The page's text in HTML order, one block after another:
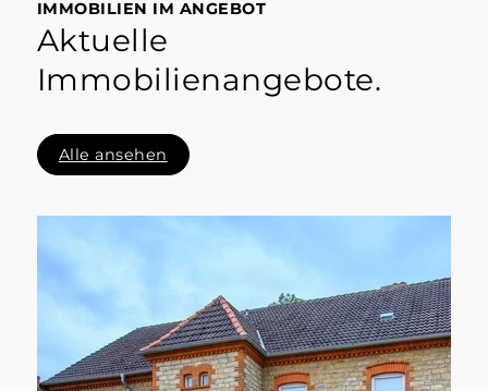
IMMOBILIEN IM ANGEBOT
Aktuelle
Immobilienangebote.
Alle ansehen